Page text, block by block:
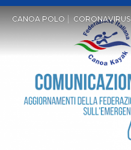
CANOA POLO CORONAVIRUS